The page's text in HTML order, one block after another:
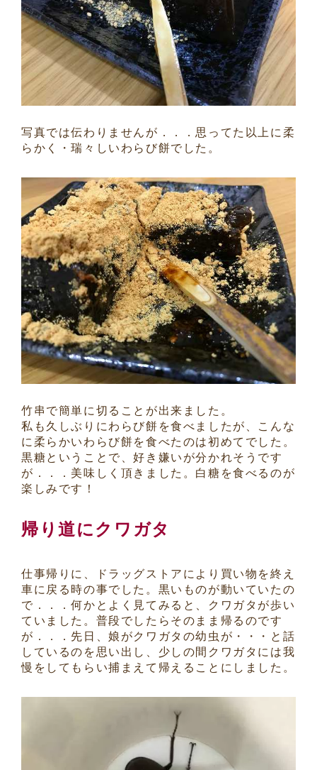
写真では伝わりませんが．．．思ってた以上に柔
らかく・瑞々しいわらび餅でした。
竹串で簡単に切ることが出来ました。
私も久しぶりにわらび餅を食べましたが、こんな
に柔らかいわらび餅を食べたのは初めてでした。
黒糖ということで、好き嫌いが分かれそうです
が．．．美味しく頂きました。白糖を食べるのが
楽しみです！
帰り道にクワガタ
仕事帰りに、ドラッグストアにより買い物を終え
車に戻る時の事でした。黒いものが動いていたの
で．．．何かとよく見てみると、クワガタが歩い
ていました。普段でしたらそのまま帰るのです
が．．．先日、娘がクワガタの幼虫が・・・と話
しているのを思い出し、少しの間クワガタには我
慢をしてもらい捕まえて帰えることにしました。